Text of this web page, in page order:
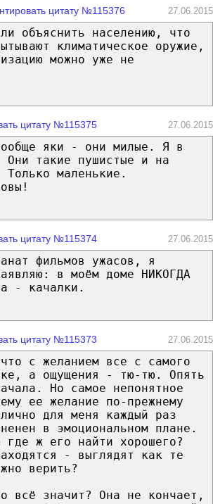
цитату №115376 27.06.2015
объяснить населению, что
климатическое оружие,
можно уже не
цитату №115375 27.06.2015
яки - они милые. Я в
Они такие пушистые и на
маленькие.
цитату №115374 27.06.2015
фильмов ужасов, я
в моём доме НИКОГДА
- качалки.
цитату №115373 27.06.2015
с желанием все с самого
а ощущения - тю-тю. Опять
Но самое непонятное
ее желание по-прежнему
для меня каждый раз
в эмоциональном плане.
ж его найти хорошего?
- выглядят как те
верить?
всё значит? Она не кончает,